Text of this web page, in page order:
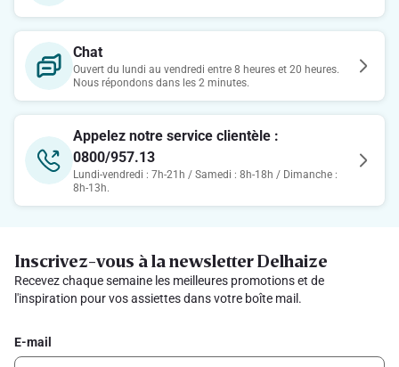
Chat
Ouvert du lundi au vendredi entre 8 heures et 20 heures.
Nous répondons dans les 2 minutes.
Appelez notre service clientèle :
0800/957.13
Lundi-vendredi : 7h-21h / Samedi : 8h-18h / Dimanche :
8h-13h.
Inscrivez-vous à la newsletter Delhaize
Recevez chaque semaine les meilleures promotions et de
l'inspiration pour vos assiettes dans votre boîte mail.
E-mail